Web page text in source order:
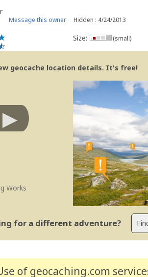
Message this owner Hidden : 4/24/2013
Size: (small)
geocache location details. It's free!
Works
for a different adventure?
of geocaching.com